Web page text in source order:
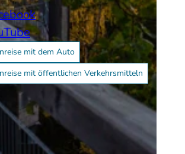
mit dem Auto
mit öffentlichen Verkehrsmitteln